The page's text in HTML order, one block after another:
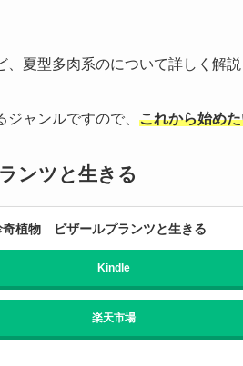
夏型多肉系のについて詳しく解説
ャンルですので、 これから始め
ンツと生きる
奇植物 ビザールプランツと生きる
Kindle
楽天市場